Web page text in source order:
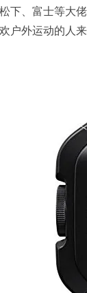
下、富士等大
户外运动的人